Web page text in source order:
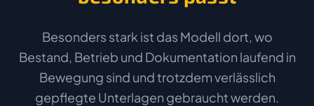
Besonders stark ist das Modell dort, wo
Bestand, Betrieb und Dokumentation laufend in
Bewegung sind und trotzdem verlässlich
gepflegte Unterlagen gebraucht werden.